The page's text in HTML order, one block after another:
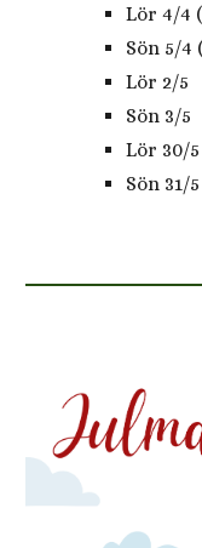
Lör 4/4
Sön 5/4
Lör 2/5
Sön 3/5
Lör 30/5
Sön 31/5